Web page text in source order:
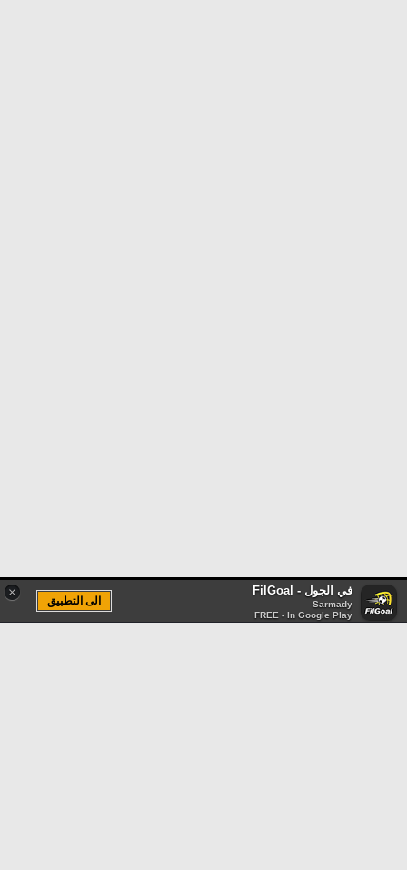
× في الجول - FilGoal
Sarmady
FREE - In Google Play
الى التطبيق